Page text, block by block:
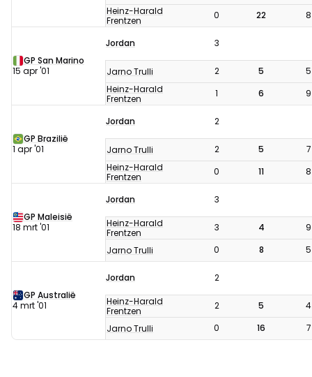
Heinz-Harald
Frentzen
0 22 8
GP San Marino
15 apr '01
Jordan 3
Jarno Trulli 2 5
5
Heinz-Harald
Frentzen
1 6 9
GP Brazilië
1 apr '01
Jordan 2
Jarno Trulli 2 5
7
Heinz-Harald
Frentzen
0 11 8
GP Maleisië
18 mrt '01
Jordan
3
Heinz-Harald
Frentzen
3 4
9
Jarno Trulli
0 8 5
GP Australië
4 mrt '01
Jordan
2
Heinz-Harald
Frentzen
2 5
4
Jarno Trulli
0 16 7